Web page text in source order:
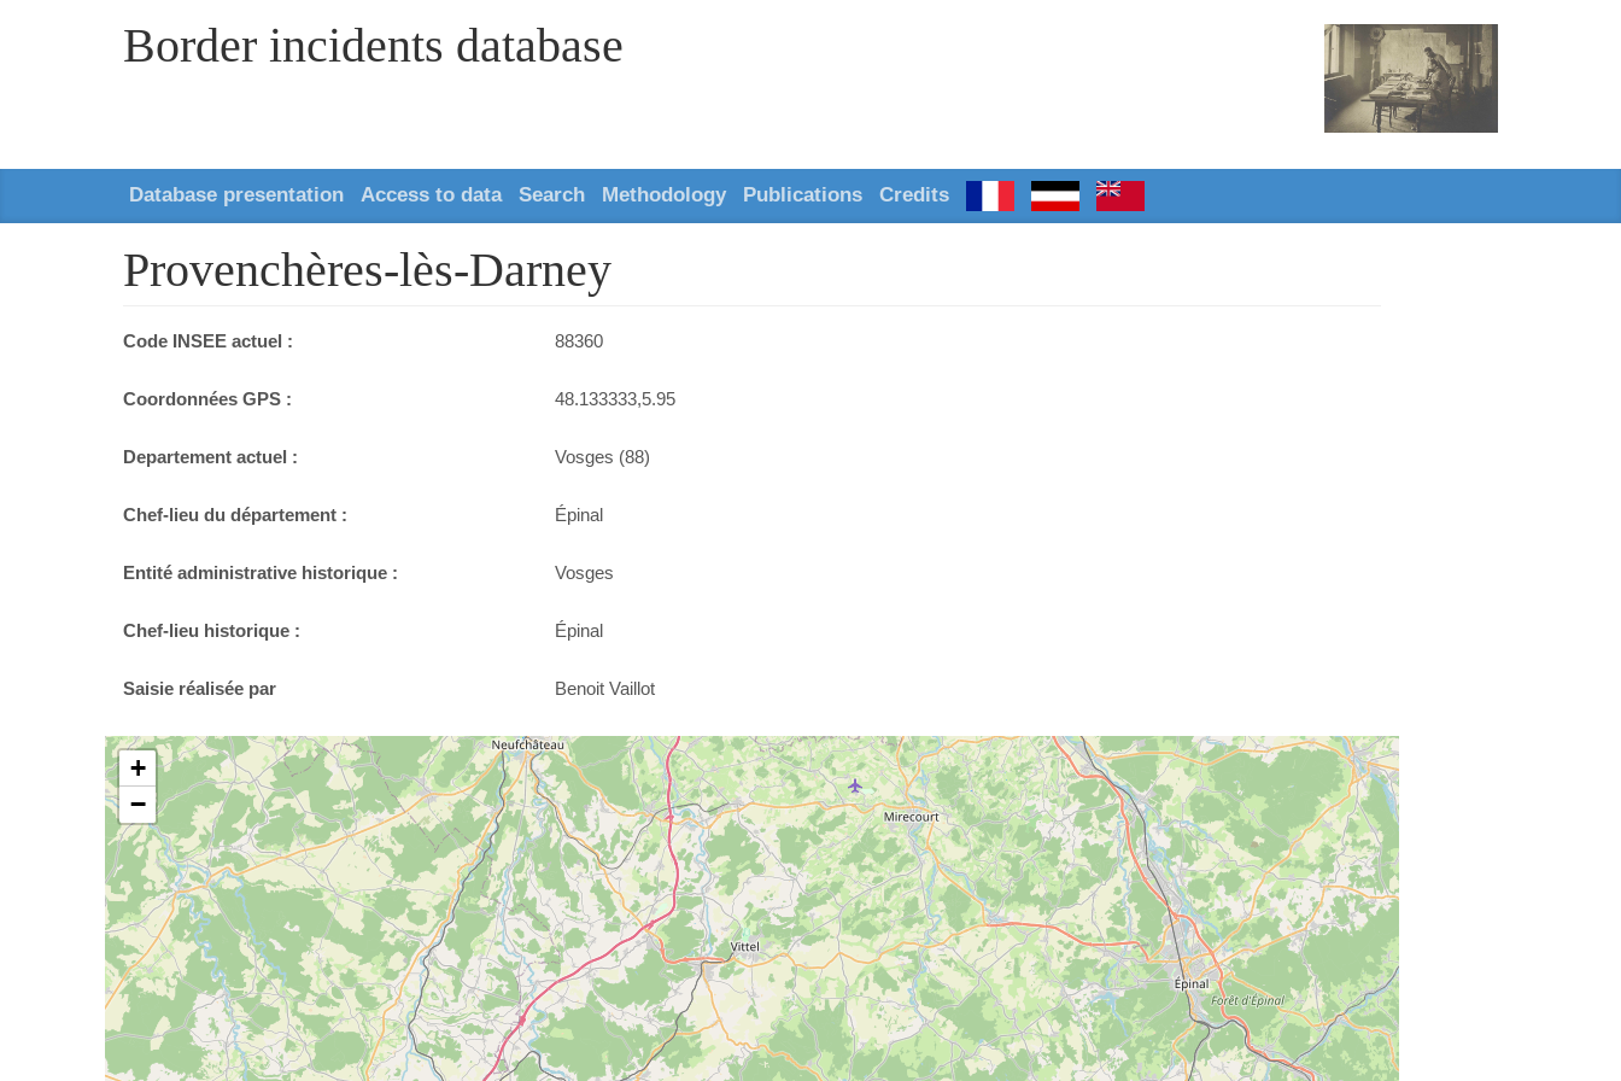
Border incidents database
Database presentation Access to data Search Methodology Publications Credits
Provenchères-lès-Darney
Code INSEE actuel : 88360
Coordonnées GPS : 48.133333,5.95
Departement actuel : Vosges (88)
Chef-lieu du département : Épinal
Entité administrative historique : Vosges
Chef-lieu historique : Épinal
Saisie réalisée par Benoit Vaillot
+
−